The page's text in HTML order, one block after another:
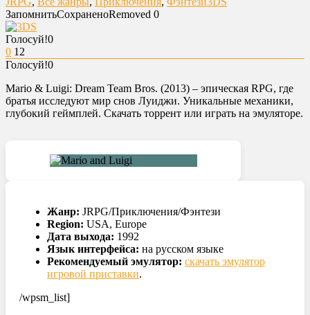
ЗапомнитьСохраненоRemoved 0
Голосуй!0
0 12
Голосуй!0
Mario & Luigi: Dream Team Bros. (2013) – эпическая RPG, где
братья исследуют мир снов Луиджи. Уникальные механики,
глубокий геймплей. Скачать торрент или играть на эмуляторе.
Жанр: JRPG/Приключения/Фэнтези
Region: USA, Europe
Дата выхода: 1992
Язык интерфейса: на русском языке
Рекомендуемый эмулятор: скачать эмулятор
игровой приставки.
/wpsm_list]